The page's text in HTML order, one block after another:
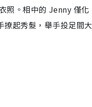
照。相中的 Jenny 僅化
起秀髮，舉手投足間大